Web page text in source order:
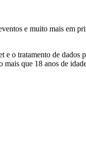
e muito mais em
o tratamento de
que 18 anos de